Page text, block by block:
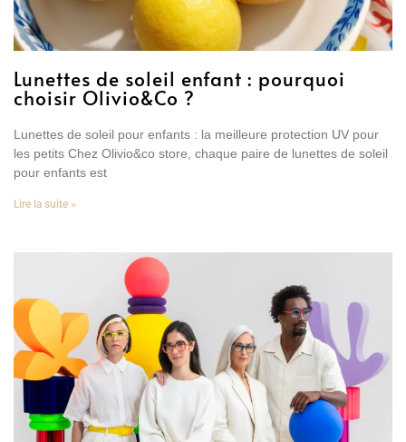
Lunettes de soleil enfant : pourquoi
choisir Olivio&Co ?
Lunettes de soleil pour enfants : la meilleure protection UV pour
les petits Chez Olivio&co store, chaque paire de lunettes de soleil
pour enfants est
Lire la suite »